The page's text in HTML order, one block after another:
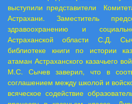
выступили представители
Астрахани. Заместитель
здравоохранению и
Астраханской области С.Д.
библиотеке книги по истории
атаман Астраханского казачьего
М.С. Сычев заверил, что в
соглашением между школой и
всяческое содействие